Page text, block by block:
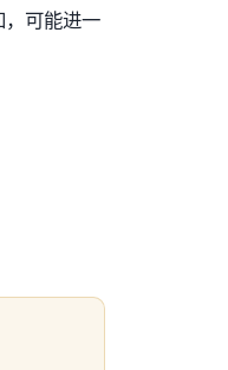
，可能进一